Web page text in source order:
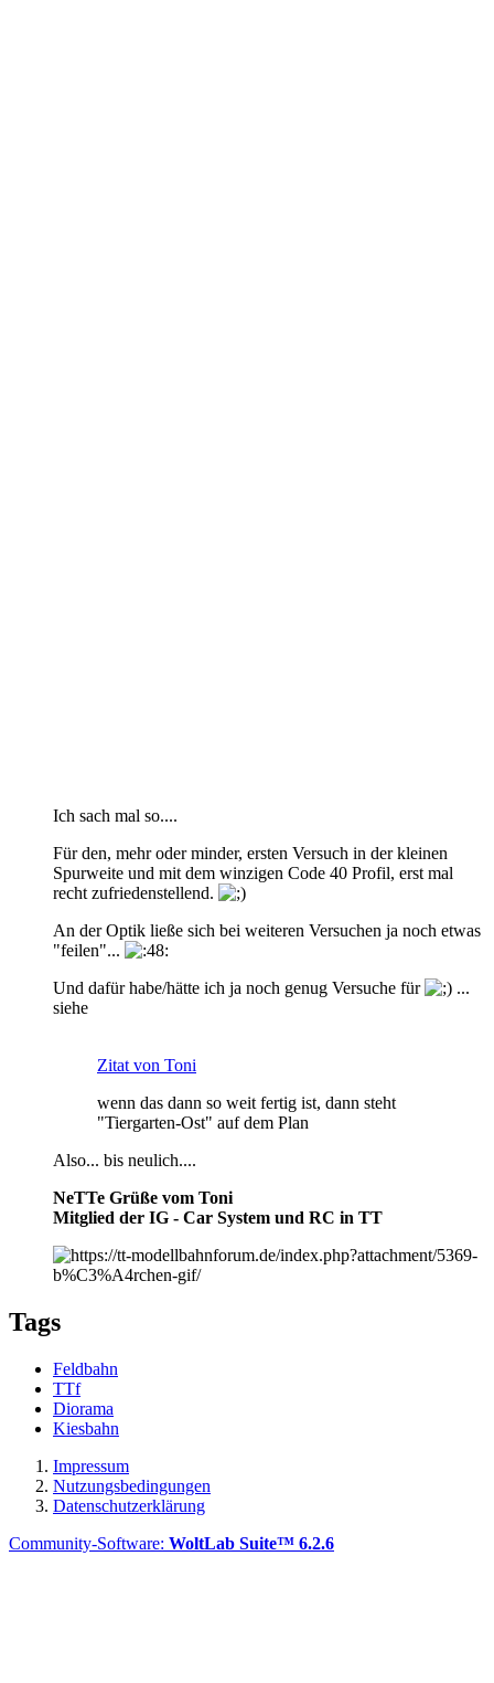
Ich sach mal so....
Für den, mehr oder minder, ersten Versuch in der kleinen
Spurweite und mit dem winzigen Code 40 Profil, erst mal
recht zufriedenstellend.
An der Optik ließe sich bei weiteren Versuchen ja noch etwas
"feilen"...
Und dafür habe/hätte ich ja noch genug Versuche für
...
siehe
Zitat von Toni
wenn das dann so weit fertig ist, dann steht
"Tiergarten-Ost" auf dem Plan
Also... bis neulich....
NeTTe Grüße vom Toni
Mitglied der IG - Car System und RC in TT
Tags
Feldbahn
TTf
Diorama
Kiesbahn
Impressum
Nutzungsbedingungen
Datenschutzerklärung
Community-Software: WoltLab Suite™ 6.2.6